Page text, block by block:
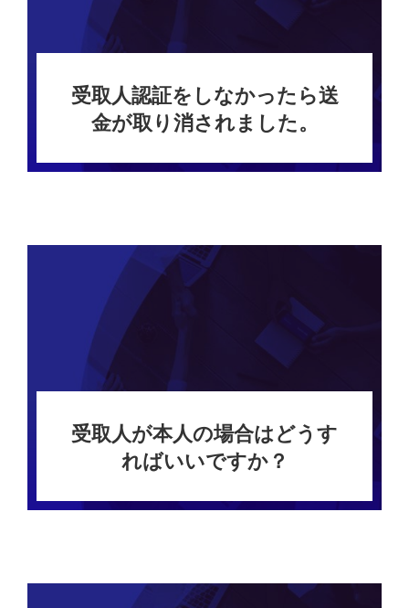
受取人認証をしなかったら送
金が取り消されました。
受取人が本人の場合はどうす
ればいいですか？